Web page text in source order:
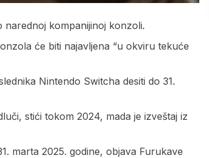
narednoj kompanijinoj konzoli.
će biti najavljena “u okviru tekuće
Nintendo Switcha desiti do 31.
stići tokom 2024, mada je izveštaj iz
marta 2025. godine, objava Furukave